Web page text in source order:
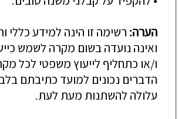
הערה: רשימה זו הינה למידע כללי
ואינה נועדה בשום מקרה לשמש
ו/או כתחליף לייעוץ משפטי לכל
הדברים נכונים למועד כתיבתם
עלולה להשתנות מעת לעת.